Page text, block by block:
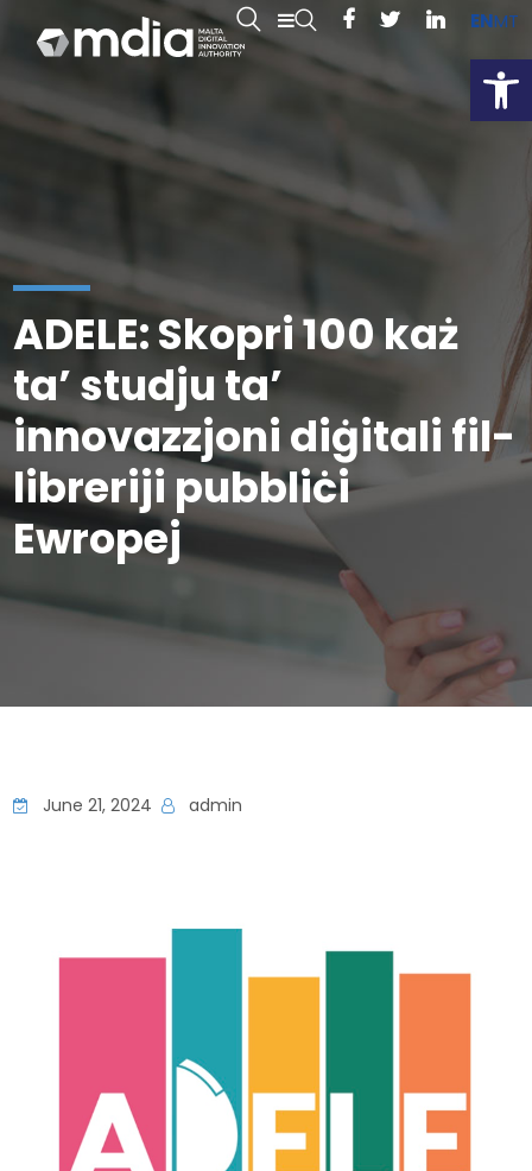
ENMT
ADELE: Skopri 100 każ
ta’ studju ta’
innovazzjoni diġitali fil-
libreriji pubbliċi
Ewropej
June 21, 2024 admin